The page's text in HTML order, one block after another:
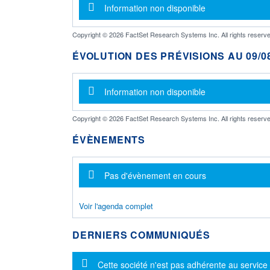
Message d'information
Information non disponible
Copyright © 2026 FactSet Research Systems Inc. All rights
ÉVOLUTION DES PRÉVISIONS AU 09/
Message d'information
Information non disponible
Copyright © 2026 FactSet Research Systems Inc. All rights
ÉVÈNEMENTS
Message d'information
Pas d'évènement en cours
Voir l'agenda complet
DERNIERS COMMUNIQUÉS
Message d'information
Cette société n'est pas adhérente au service